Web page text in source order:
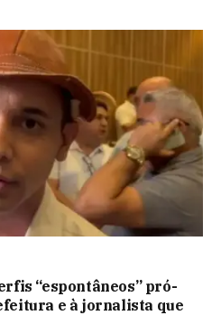
“espontâneos” pró-
e à jornalista que